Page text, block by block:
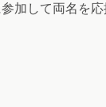
加して両名を応